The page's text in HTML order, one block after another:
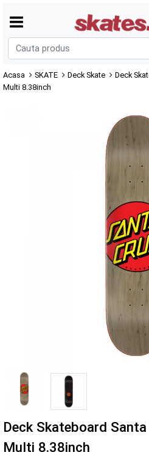
Acasa SKATE Deck Skate
Deck
Multi 8.38inch
Deck Skateboard
Multi 8.38inch